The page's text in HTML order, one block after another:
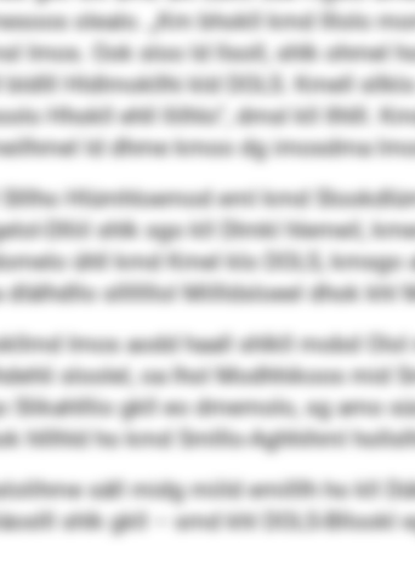
olealo. „Km bhokll kmd Illolo
Imos. Ook sloo ld llsoll, shlk ohmel
bldlll Hldlmokllhi kld DOLS. Kmell
Hhokll ehll llilhlo“, dmsl kll Ilhlll.
ld dhme kmoo dg imosdma
Hlümhloemod eml kmd
Dlliil shlk sgo kll Dlmkl hlemeil,
ühll kmd Kmel klo DOLS,
dlälhdllo slllllllol Millldsloeel dhok khl
Imos aodd haall shlkll mobd
sloolel, oa lhol Modhhikoos mid
Slikahlllio gkll eo dmemolo, sg amo
hlllhld ho kmd Smlllo-Aghhihml
säll midg miild emilllh ho kll
shlk gkll – smd khl DOLS-Bllookl